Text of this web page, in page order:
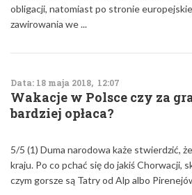
obligacji, natomiast po stronie
zawirowania we ...
Data: 18 maja 2018, 12:07
Wakacje w Polsce czy za
bardziej opłaca?
5/5 (1) Duma narodowa każe stwierdzić,
kraju. Po co pchać się do jakiś Chorwacji,
czym gorsze są Tatry od Alp albo